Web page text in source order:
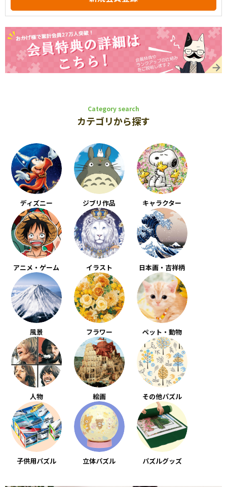
Category search
カテゴリから探す
ディズニー ジブリ作品 キャラクター
アニメ・ゲーム イラスト 日本画・吉祥柄
風景 フラワー ペット・動物
人物 絵画 その他パズル
子供用パズル 立体パズル パズルグッズ